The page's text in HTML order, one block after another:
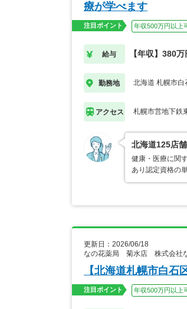
療が学べます
注目ポイント 年収500万円以上
給与 【年収】380
勤務地 北海道 札幌市白
アクセス 札幌市営地下鉄
北海道125店
健康・医療に関
あり認定資格の
更新日：2026/06/18
なの花薬局 菊水店 株式会社
【北海道札幌市白
注目ポイント 年収500万円以上